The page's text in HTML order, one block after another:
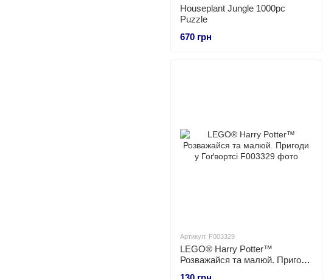
Houseplant Jungle 1000pc
Puzzle
670 грн
Артикул: F003329
LEGO® Harry Potter™
Розважайся та малюй. Пригоди